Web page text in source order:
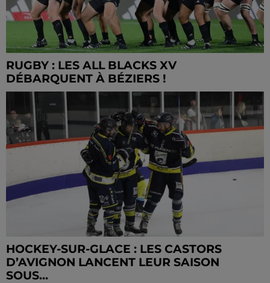
RUGBY : LES ALL BLACKS XV
DÉBARQUENT À BÉZIERS !
HOCKEY-SUR-GLACE : LES CASTORS
D’AVIGNON LANCENT LEUR SAISON
SOUS...